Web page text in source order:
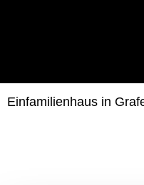
Einfamilienhaus in